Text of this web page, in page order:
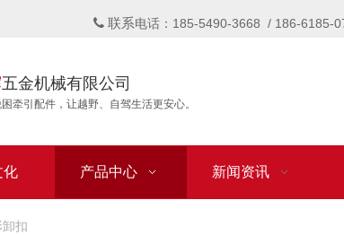
 联系电话：185-5490-3668 / 186-6185-
五金机械有限公司
牵引配件，让越野、自驾生活更安心。
化 产品中心 新闻资讯
扣